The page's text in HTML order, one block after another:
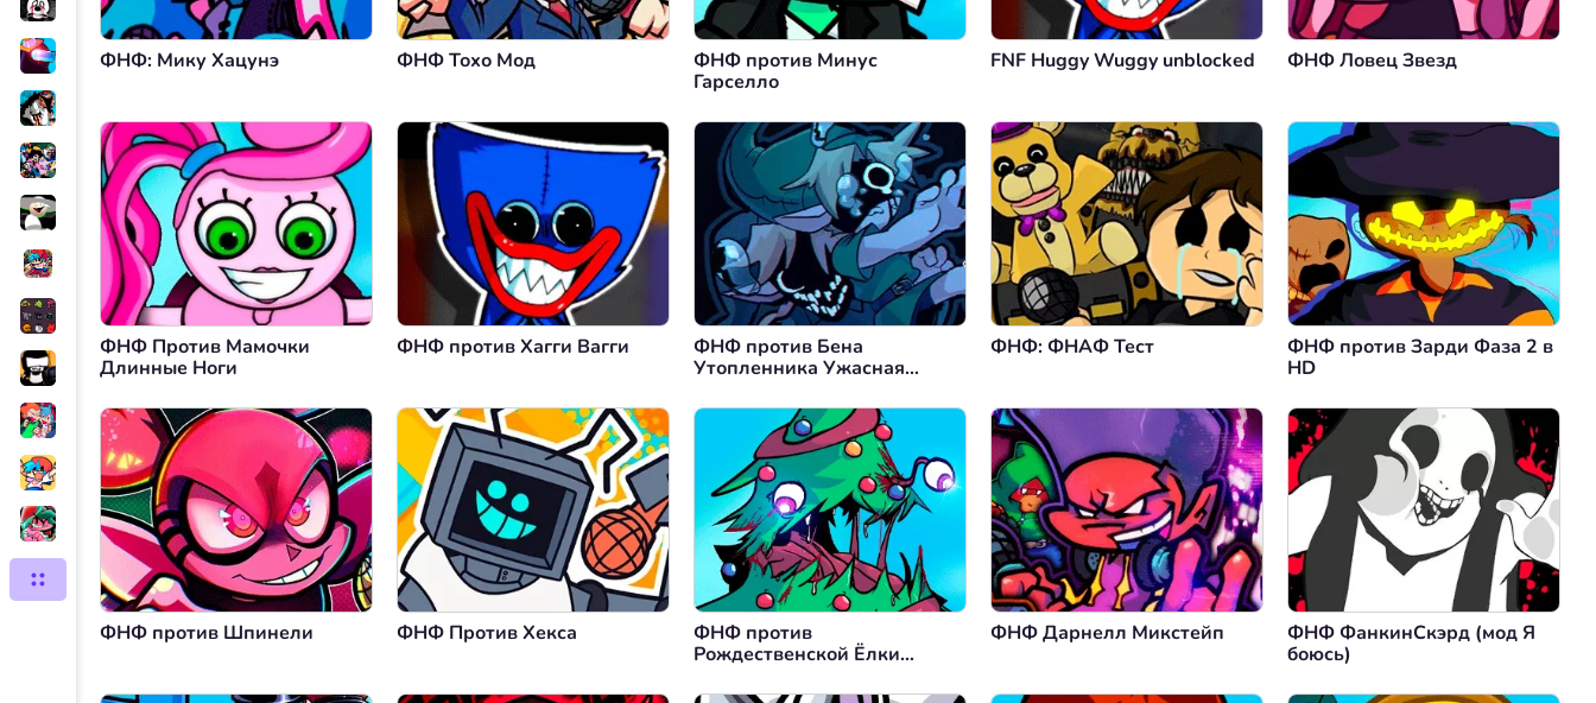
ФНФ: Мику Хацунэ ФНФ Тохо Мод
ФНФ против Минус
Гарселло
FNF Huggy Wuggy unblocked ФНФ Ловец Звезд
ФНФ Против Мамочки
Длинные Ноги
ФНФ против Хагги Вагги
ФНФ против Бена
Утопленника Ужасная
ФНФ: ФНАФ Тест
ФНФ против Зарди Фаза 2 в
HD
ФНФ против Шпинели ФНФ Против Хекса
ФНФ против
Рождественской Ёлки
ФНФ Дарнелл Микстейп
ФНФ ФанкинСкэрд (мод Я
боюсь)